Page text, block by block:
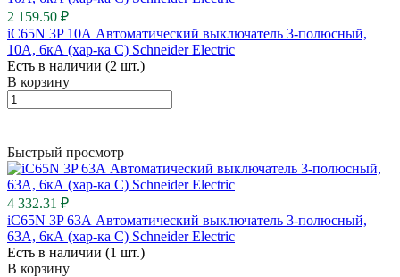
2 159.50 ₽
iC65N 3P 10А Автоматический выключатель 3-полюсный,
10А, 6кА (хар-ка C) Schneider Electric
Есть в наличии (2 шт.)
В корзину
Быстрый просмотр
4 332.31 ₽
iC65N 3P 63А Автоматический выключатель 3-полюсный,
63А, 6кА (хар-ка C) Schneider Electric
Есть в наличии (1 шт.)
В корзину